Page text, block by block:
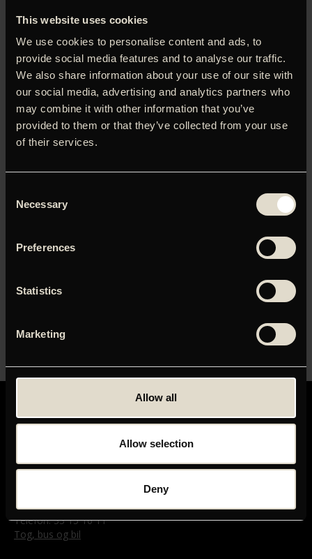
This website uses cookies
We use cookies to personalise content and ads, to
provide social media features and to analyse our traffic.
We also share information about your use of our site with
our social media, advertising and analytics partners who
may combine it with other information that you’ve
provided to them or that they’ve collected from your use
of their services.
Selection
Necessary
Preferences
Statistics
Marketing
Allow all
Allow selection
Deny
‘Velspillet, overrumplende samt både brandgodt tænkt og
stjerner)
‘Både gal og temmelig genial.’ Louise Kidde, Berlingske (5
stjerner)
‘En vidunderlig kærlighedserklæring til menneskenes
latterlige forsøg på at civilisere sig selv sammen.’ Rune
Lykkeberg, Information
‘Et sjældent eksempel på samtidig filmkunst, som virkelig
Green Jensen, Weekendavisen
stjerner)
1460 København K
Telefon: 33 15 16 11
Tog, bus og bil